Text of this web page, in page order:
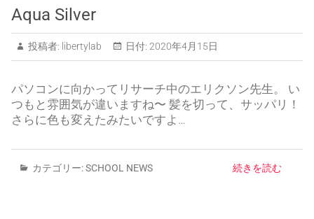
Aqua Silver
投稿者: libertylab 日付: 2020年4月15日
パソコンに向かってリサーチ中のエリクソン先生。 い
つもと雰囲気が違いますね〜 髪を切って、サッパリ！
さらに色も変えたみたいですよ…
カテゴリー:SCHOOL NEWS 続きを読む